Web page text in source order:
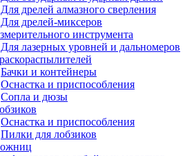
Для дрелей алмазного сверления
Для дрелей-миксеров
инструмента
Для лазерных уровней и дальномеров
Бачки и контейнеры
Оснастка и приспособления
Сопла и дюзы
Оснастка и приспособления
Пилки для лобзиков